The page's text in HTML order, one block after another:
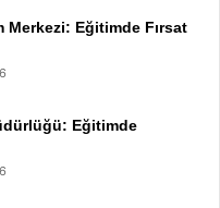
Merkezi: Eğitimde Fırsat
Eğitimde